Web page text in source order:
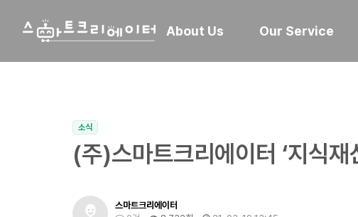
About Us Our Service
소식
(주)스마트크리에이터 ‘지식재
스마트크리에이터